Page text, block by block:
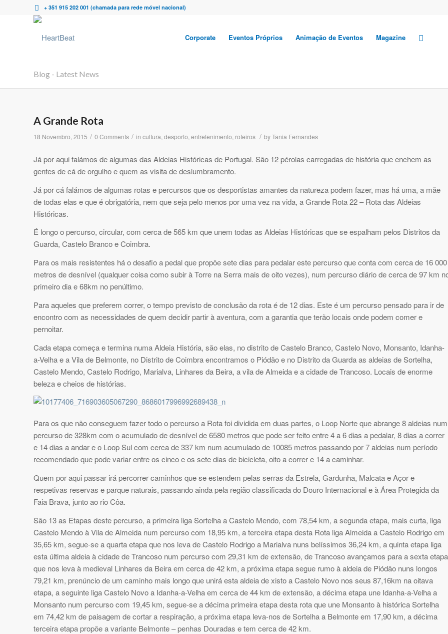
+ 351 915 202 001 (chamada para rede móvel nacional)
Corporate Eventos Próprios Animação de Eventos Magazine
Blog - Latest News
A Grande Rota
18 Novembro, 2015 / 0 Comments / in cultura, desporto, entretenimento, roteiros / byTania Fernandes
Já por aqui falámos de algumas das Aldeias Históricas de Portugal. São 12 pérolas carregadas de história que enchem as
gentes de cá de orgulho e quem as visita de deslumbramento.
Já por cá falámos de algumas rotas e percursos que os desportistas amantes da natureza podem fazer, mas há uma, a mãe
de todas elas e que é obrigatória, nem que seja pelo menos por uma vez na vida, a Grande Rota 22 – Rota das Aldeias
Históricas.
É longo o percurso, circular, com cerca de 565 km que unem todas as Aldeias Históricas que se espalham pelos Distritos da
Guarda, Castelo Branco e Coimbra.
Para os mais resistentes há o desafio a pedal que propõe sete dias para pedalar este percurso que conta com cerca de 16 000
metros de desnível (qualquer coisa como subir à Torre na Serra mais de oito vezes), num percurso diário de cerca de 97 km
primeiro dia e 68km no penúltimo.
Para aqueles que preferem correr, o tempo previsto de conclusão da rota é de 12 dias. Este é um percurso pensado para ir de
encontro com as necessidades de quem decidir partir à aventura, com a garantia que terão locais onde podem comer e
pernoitar.
Cada etapa começa e termina numa Aldeia História, são elas, no distrito de Castelo Branco, Castelo Novo, Monsanto, Idanha-
a-Velha e a Vila de Belmonte, no Distrito de Coimbra encontramos o Piódão e no Distrito da Guarda as aldeias de Sortelha,
Castelo Mendo, Castelo Rodrigo, Marialva, Linhares da Beira, a vila de Almeida e a cidade de Trancoso. Locais de enorme
beleza e cheios de histórias.
Para os que não conseguem fazer todo o percurso a Rota foi dividida em duas partes, o Loop Norte que abrange 8 aldeias num
percurso de 328km com o acumulado de desnível de 6580 metros que pode ser feito entre 4 a 6 dias a pedalar, 8 dias a correr
e 14 dias a andar e o Loop Sul com cerca de 337 km num acumulado de 10085 metros passando por 7 aldeias num período
recomendado que pode variar entre os cinco e os sete dias de bicicleta, oito a correr e 14 a caminhar.
Quem por aqui passar irá percorrer caminhos que se estendem pelas serras da Estrela, Gardunha, Malcata e Açor e
respetivas reservas e parque naturais, passando ainda pela região classificada do Douro Internacional e à Área Protegida da
Faia Brava, junto ao rio Côa.
São 13 as Etapas deste percurso, a primeira liga Sortelha a Castelo Mendo, com 78,54 km, a segunda etapa, mais curta, liga
Castelo Mendo à Vila de Almeida num percurso com 18,95 km, a terceira etapa desta Rota liga Almeida a Castelo Rodrigo em
35,65 km, segue-se a quarta etapa que nos leva de Castelo Rodrigo a Marialva nuns belíssimos 36,24 km, a quinta etapa liga
esta última aldeia à cidade de Trancoso num percurso com 29,31 km de extensão, de Trancoso avançamos para a sexta etapa
que nos leva à medieval Linhares da Beira em cerca de 42 km, a próxima etapa segue rumo à aldeia de Piódão nuns longos
79,21 km, prenúncio de um caminho mais longo que unirá esta aldeia de xisto a Castelo Novo nos seus 87,16km na oitava
etapa, a seguinte liga Castelo Novo a Idanha-a-Velha em cerca de 44 km de extensão, a décima etapa une Idanha-a-Velha a
Monsanto num percurso com 19,45 km, segue-se a décima primeira etapa desta rota que une Monsanto à histórica Sortelha
em 74,42 km de paisagem de cortar a respiração, a próxima etapa leva-nos de Sortelha a Belmonte em 17,90 km, a décima
terceira etapa propõe a variante Belmonte – penhas Douradas e tem cerca de 42 km.